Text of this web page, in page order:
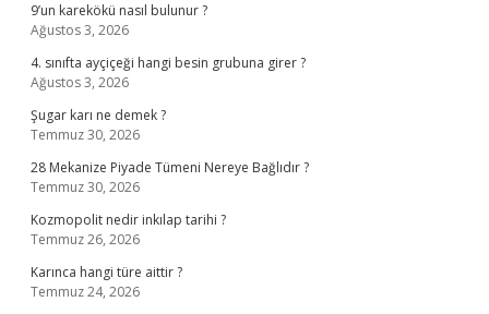
9’un karekökü nasıl bulunur ?
Ağustos 3, 2026
4. sınıfta ayçiçeği hangi besin grubuna girer ?
Ağustos 3, 2026
Şugar karı ne demek ?
Temmuz 30, 2026
28 Mekanize Piyade Tümeni Nereye Bağlıdır ?
Temmuz 30, 2026
Kozmopolit nedir inkılap tarihi ?
Temmuz 26, 2026
Karınca hangi türe aittir ?
Temmuz 24, 2026